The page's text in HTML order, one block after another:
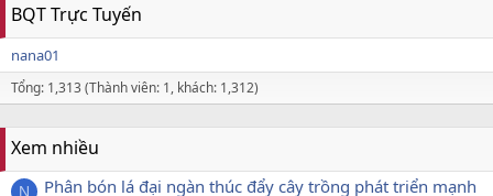
BQT Trực Tuyến
nana01
Tổng: 1,313 (Thành viên: 1, khách: 1,312)
Xem nhiều
N Phân bón lá đại ngàn thúc đẩy cây trồng phát triển mạnh